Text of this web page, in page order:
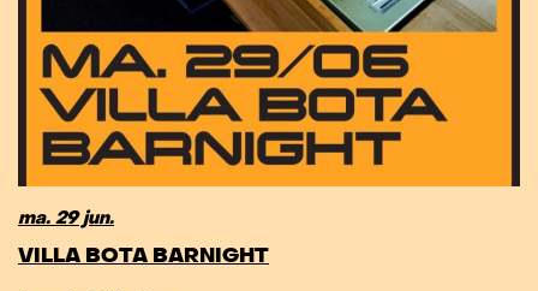
ma. 29 jun.
VILLA BOTA BARNIGHT